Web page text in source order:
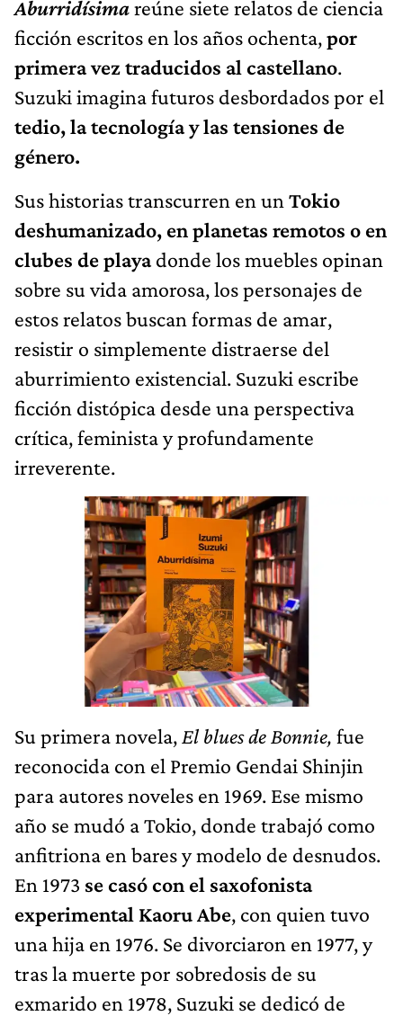
Aburridísimareúne siete relatos de ciencia
ficción escritos en los años ochenta,por
primera vez traducidos al castellano.
Suzuki imagina futuros desbordados por el
tedio, la tecnología y las tensiones de
género.
Sus historias transcurren en un Tokio
deshumanizado, en planetas remotos o en
clubes de playadonde los muebles opinan
sobre su vida amorosa, los personajes de
estos relatos buscan formas de amar,
resistir o simplemente distraerse del
aburrimiento existencial. Suzuki escribe
ficción distópica desde una perspectiva
crítica, feminista y profundamente
irreverente.
Su primera novela, El blues de Bonnie, fue
reconocida con el Premio Gendai Shinjin
para autores noveles en 1969. Ese mismo
año se mudó a Tokio, donde trabajó como
anfitriona en bares y modelo de desnudos.
En 1973 se casó con el saxofonista
experimental Kaoru Abe, con quien tuvo
una hija en 1976. Se divorciaron en 1977, y
tras la muerte por sobredosis de su
exmarido en 1978, Suzuki se dedicó de